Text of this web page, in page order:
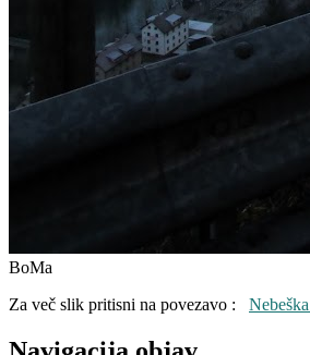
BoMa
Za več slik pritisni na povezavo :